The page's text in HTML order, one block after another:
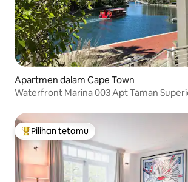
Apartmen dalam Cape Town
Waterfront Marina 003 Apt Taman
Pilihan utama tetamu
Pilihan tetamu